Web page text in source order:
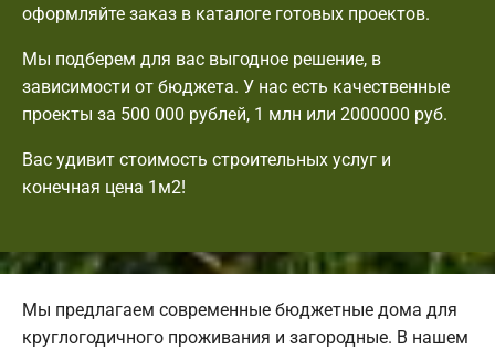
оформляйте заказ в каталоге готовых проектов.
Мы подберем для вас выгодное решение, в
зависимости от бюджета. У нас есть качественные
проекты за 500 000 рублей, 1 млн или 2000000 руб.
Вас удивит стоимость строительных услуг и
конечная цена 1м2!
Мы предлагаем современные бюджетные дома для
круглогодичного проживания и загородные. В нашем